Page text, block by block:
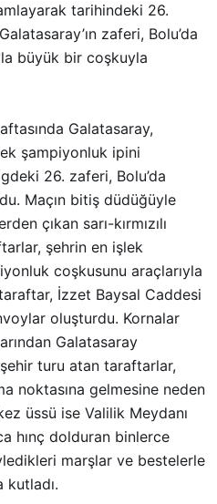
tarihindeki 26.
zaferi, Bolu’da
büyük bir coşkuyla
Galatasaray,
şampiyonluk ipini
26. zaferi, Bolu’da
Maçın bitiş düdüğüyle
çıkan sarı-kırmızılı
şehrin en işlek
coşkusunu araçlarıyla
İzzet Baysal Caddesi
oluşturdu. Kornalar
Galatasaray
turu atan taraftarlar,
noktasına gelmesine neden
üssü ise Valilik Meydanı
hınç dolduran binlerce
marşlar ve bestelerle
kutladı.